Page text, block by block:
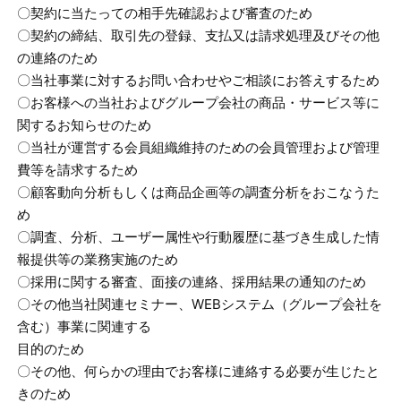
〇契約に当たっての相手先確認および審査のため
〇契約の締結、取引先の登録、支払又は請求処理及びその他
の連絡のため
〇当社事業に対するお問い合わせやご相談にお答えするため
〇お客様への当社およびグループ会社の商品・サービス等に
関するお知らせのため
〇当社が運営する会員組織維持のための会員管理および管理
費等を請求するため
〇顧客動向分析もしくは商品企画等の調査分析をおこなうた
め
〇調査、分析、ユーザー属性や行動履歴に基づき生成した情
報提供等の業務実施のため
〇採用に関する審査、面接の連絡、採用結果の通知のため
〇その他当社関連セミナー、WEBシステム（グループ会社を
含む）事業に関連する
目的のため
〇その他、何らかの理由でお客様に連絡する必要が生じたと
きのため